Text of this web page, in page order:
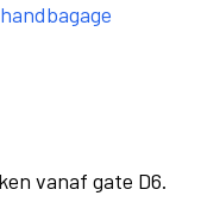
vanaf gate D6.